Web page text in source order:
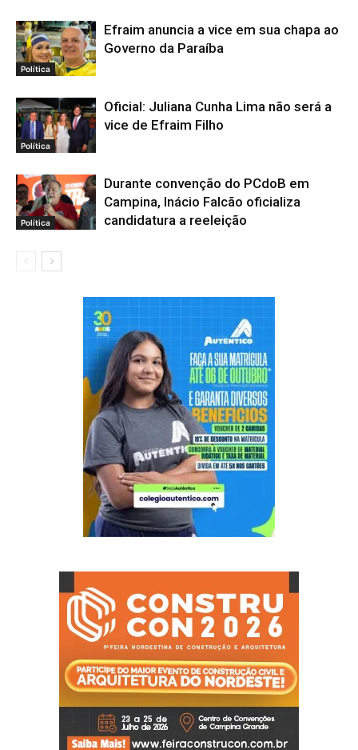
Política
Efraim anuncia a vice em sua chapa ao
Governo da Paraíba
Política
Oficial: Juliana Cunha Lima não será a
vice de Efraim Filho
Política
Durante convenção do PCdoB em
Campina, Inácio Falcão oficializa
candidatura a reeleição